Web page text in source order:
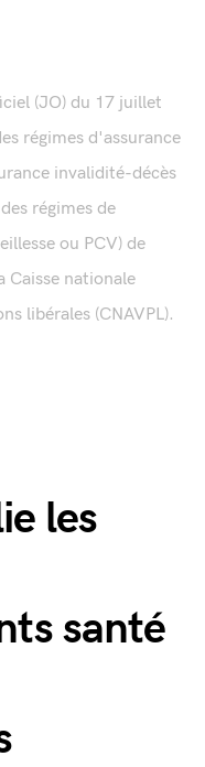
(JO) du 17 juillet
régimes d'assurance
invalidité-décès
régimes de
ou PCV) de
Caisse nationale
libérales (CNAVPL).
les
santé